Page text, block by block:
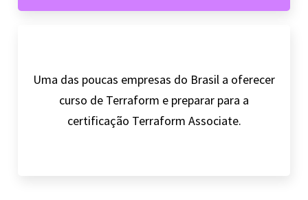
Uma das poucas empresas do Brasil a oferecer
curso de Terraform e preparar para a
certificação Terraform Associate.